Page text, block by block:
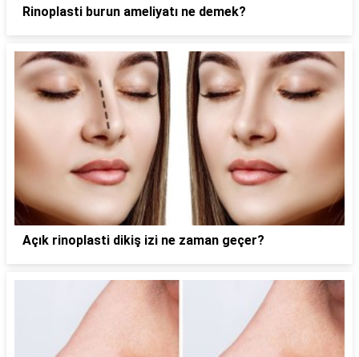
Rinoplasti burun ameliyatı ne demek?
Açık rinoplasti dikiş izi ne zaman geçer?